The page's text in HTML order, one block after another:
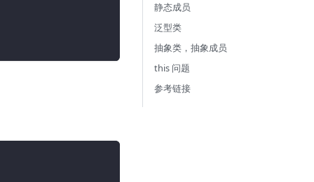
静态成员
泛型类
抽象类，抽象成员
this 问题
参考链接